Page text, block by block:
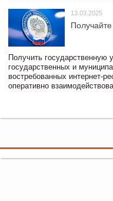
13.03.2025
Получить государственную
государственных и
востребованных интернет-
оперативно